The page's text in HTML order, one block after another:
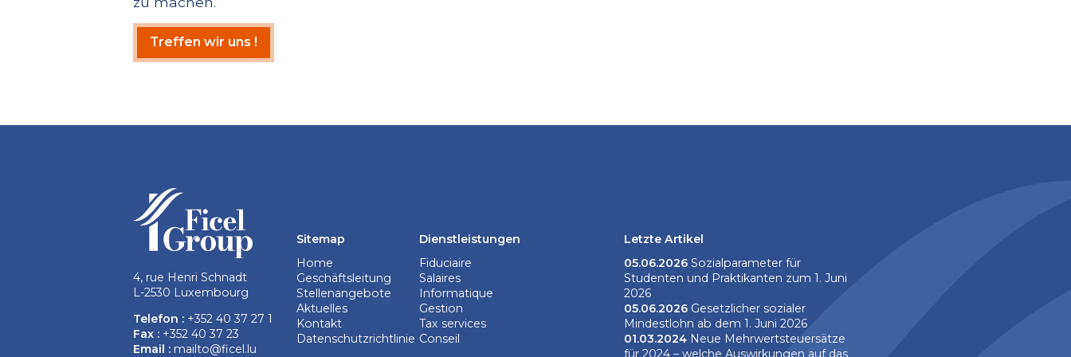
Treffen wir uns !
4, rue Henri Schnadt
L-2530 Luxembourg
Telefon : +352 40 37 27 1
Fax :+352 40 37 23
Email : mailto@ficel.lu
Letzte Artikel
05.06.2026Sozialparameter für
Studenten und Praktikanten zum 1. Juni
2026
05.06.2026Gesetzlicher sozialer
Mindestlohn ab dem 1. Juni 2026
01.03.2024Neue Mehrwertsteuersätze
für 2024 – welche Auswirkungen auf das
Sitemap
Home
Geschäftsleitung
Stellenangebote
Aktuelles
Kontakt
Datenschutzrichtlinie
Dienstleistungen
Fiduciaire
Salaires
Informatique
Gestion
Tax services
Conseil